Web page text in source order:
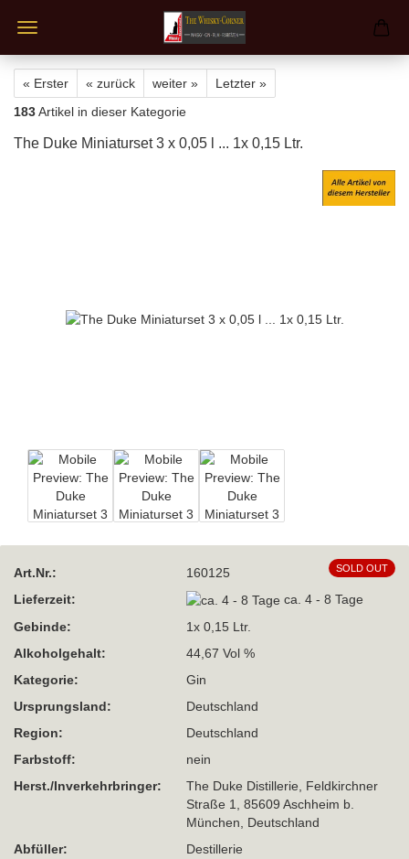
« Erster « zurück weiter »
Letzter »
183Artikel in dieser Kategorie
The Duke Miniaturset 3 x 0,05 l ... 1x 0,15 Ltr.
SOLD OUT
Art.Nr.:
160125
Lieferzeit:
ca. 4 - 8 Tage
Gebinde:
1x 0,15 Ltr.
Alkoholgehalt:
44,67 Vol %
Kategorie:
Gin
Ursprungsland:
Deutschland
Region:
Deutschland
Farbstoff:
nein
Herst./Inverkehrbringer:
The Duke Distillerie, Feldkirchner
Straße 1, 85609 Aschheim b.
München, Deutschland
Abfüller:
Destillerie